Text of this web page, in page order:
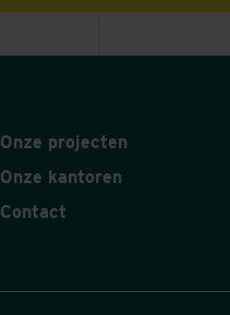
Onze projecten
Onze kantoren
Contact